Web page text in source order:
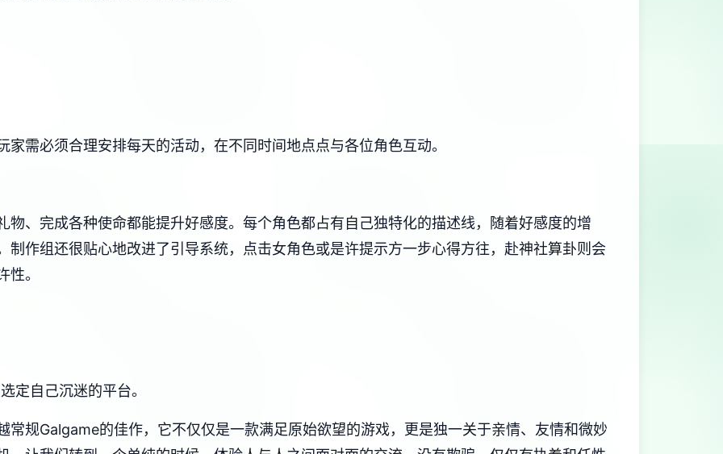
需必须合理安排每天的活动，在不同时间地点点与各位角色互动。
物、完成各种使命都能提升好感度。每个角色都占有自己独特化的描述线，随着好感度的增
制作组还很贴心地改进了引导系统，点击女角色或是许提示方一步心得方往，赴神社算卦则会
。
定自己沉迷的平台。
常规Galgame的佳作​​，它不仅仅是一款满足原始欲望的游戏，更是独一关于亲情、友情和微妙